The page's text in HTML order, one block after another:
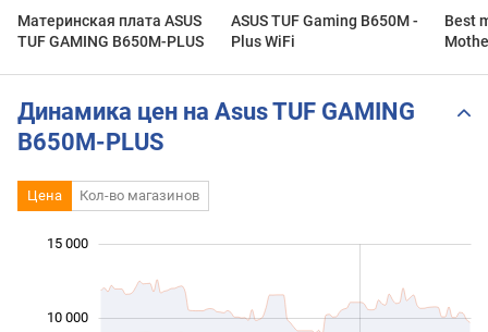
Материнская плата ASUS
TUF GAMING B650M-PLUS
ASUS TUF Gaming B650M -
Plus WiFi
Best
Динамика цен на Asus TUF GAMING
B650M-PLUS
Цена Кол-во магазинов
15 000
10 000